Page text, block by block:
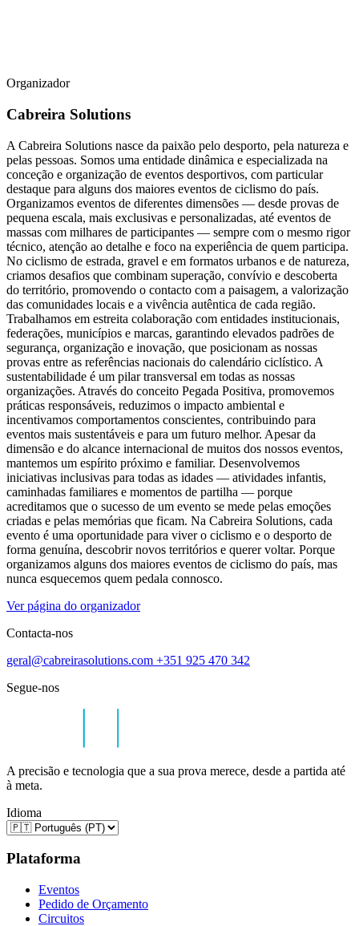
Organizador
Cabreira Solutions
A Cabreira Solutions nasce da paixão pelo desporto, pela natureza e
pelas pessoas. Somos uma entidade dinâmica e especializada na
conceção e organização de eventos desportivos, com particular
destaque para alguns dos maiores eventos de ciclismo do país.
Organizamos eventos de diferentes dimensões — desde provas de
pequena escala, mais exclusivas e personalizadas, até eventos de
massas com milhares de participantes — sempre com o mesmo rigor
técnico, atenção ao detalhe e foco na experiência de quem participa.
No ciclismo de estrada, gravel e em formatos urbanos e de natureza,
criamos desafios que combinam superação, convívio e descoberta
do território, promovendo o contacto com a paisagem, a valorização
das comunidades locais e a vivência autêntica de cada região.
Trabalhamos em estreita colaboração com entidades institucionais,
federações, municípios e marcas, garantindo elevados padrões de
segurança, organização e inovação, que posicionam as nossas
provas entre as referências nacionais do calendário ciclístico. A
sustentabilidade é um pilar transversal em todas as nossas
organizações. Através do conceito Pegada Positiva, promovemos
práticas responsáveis, reduzimos o impacto ambiental e
incentivamos comportamentos conscientes, contribuindo para
eventos mais sustentáveis e para um futuro melhor. Apesar da
dimensão e do alcance internacional de muitos dos nossos eventos,
mantemos um espírito próximo e familiar. Desenvolvemos
iniciativas inclusivas para todas as idades — atividades infantis,
caminhadas familiares e momentos de partilha — porque
acreditamos que o sucesso de um evento se mede pelas emoções
criadas e pelas memórias que ficam. Na Cabreira Solutions, cada
evento é uma oportunidade para viver o ciclismo e o desporto de
forma genuína, descobrir novos territórios e querer voltar. Porque
organizamos alguns dos maiores eventos de ciclismo do país, mas
nunca esquecemos quem pedala connosco.
Ver página do organizador
Contacta-nos
geral@cabreirasolutions.com +351 925 470 342
Segue-nos
A precisão e tecnologia que a sua prova merece, desde a partida até
à meta.
Idioma
Plataforma
Eventos
Pedido de Orçamento
Circuitos